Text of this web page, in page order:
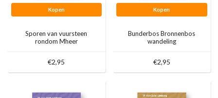
Kopen
Sporen van vuursteen
rondom Mheer
€2,95
Kopen
Bunderbos Bronnenbos
wandeling
€2,95